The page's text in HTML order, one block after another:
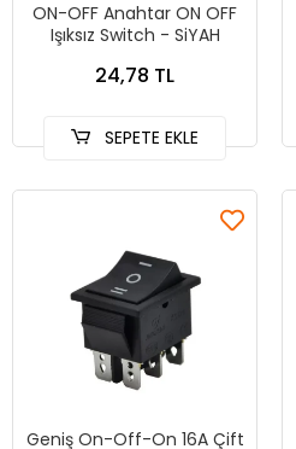
ON-OFF Anahtar ON OFF
Işıksız Switch - SiYAH
24,78 TL
SEPETE EKLE
Geniş On-Off-On 16A Çift